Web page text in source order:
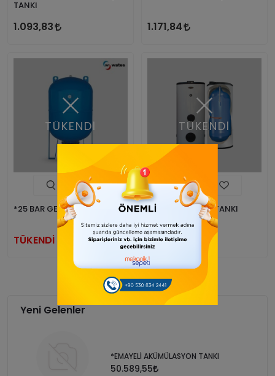
TANKI
1.093,83 1.171,84
TÜKENDİ
*25 BAR GENLEŞME TANKI
TÜKENDİ
TÜKENDİ
*AKÜMÜLASYON TANKI
TÜKENDİ
Yeni Gelenler
*EMAYELİ AKÜMÜLASYON TANKI
50.589,55